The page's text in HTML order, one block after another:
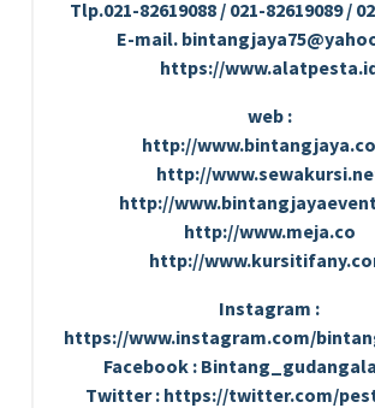
Tlp.021-82619088 / 021-82619089 /
E-mail.
https://
web :
http://
http://
http://
http://www.meja.co
http://
Instagram :
https://www.instagram.com/
Facebook :
Twitter : https://twitter.com/